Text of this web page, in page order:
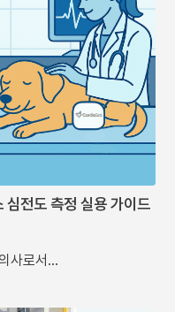
전도 측정 실용 가이드
사로서…